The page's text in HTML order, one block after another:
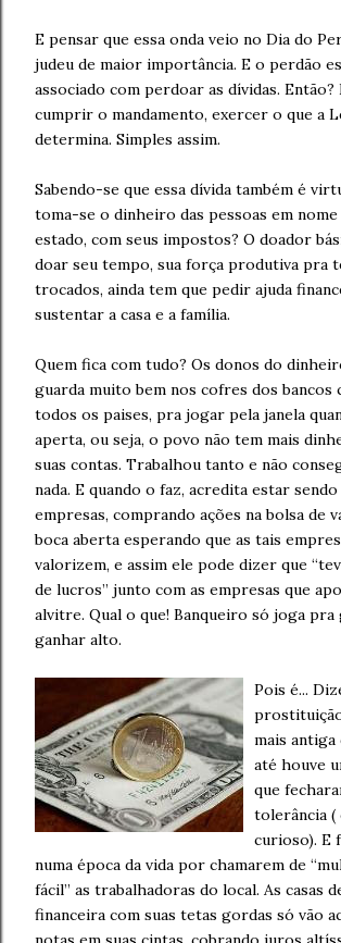
E pensar que essa onda veio no Dia do
judeu de maior importância. E o perdão
associado com perdoar as dívidas.
cumprir o mandamento, exercer o que a
determina. Simples assim.
Sabendo-se que essa dívida também é
toma-se o dinheiro das pessoas em
estado, com seus impostos? O doador
doar seu tempo, sua força produtiva pra
trocados, ainda tem que pedir ajuda
sustentar a casa e a família.
Quem fica com tudo? Os donos do
guarda muito bem nos cofres dos bancos
todos os paises, pra jogar pela janela
aperta, ou seja, o povo não tem mais
suas contas. Trabalhou tanto e não
nada. E quando o faz, acredita estar
empresas, comprando ações na bolsa de
boca aberta esperando que as tais
valorizem, e assim ele pode dizer que
de lucros” junto com as empresas que
alvitre. Qual o que! Banqueiro só joga
ganhar alto.
Pois é...
mais antiga
até houve
que
tolerância (
curioso). E
numa época da vida por chamarem de
fácil” as trabalhadoras do local. As casas
financeira com suas tetas gordas só vão